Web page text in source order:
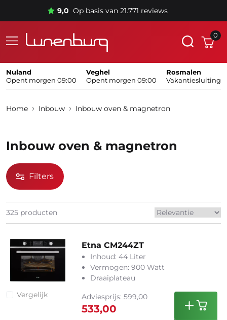
9,0 Op basis van 21.771 reviews
0
Nuland
Opent morgen 09:00
Veghel
Opent morgen 09:00
Rosmalen
Vakantiesluiting
Home Inbouw Inbouw oven & magnetron
Inbouw oven & magnetron
Filters
325 producten
Vergelijk
Etna CM244ZT
Inhoud: 44 Liter
Vermogen: 900 Watt
Draaiplateau
Adviesprijs: 599,00
533,00